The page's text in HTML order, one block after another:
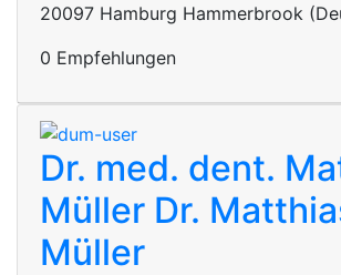
20097 Hamburg Hammerbrook
0 Empfehlungen
Dr. med. dent.
Müller Dr.
Müller